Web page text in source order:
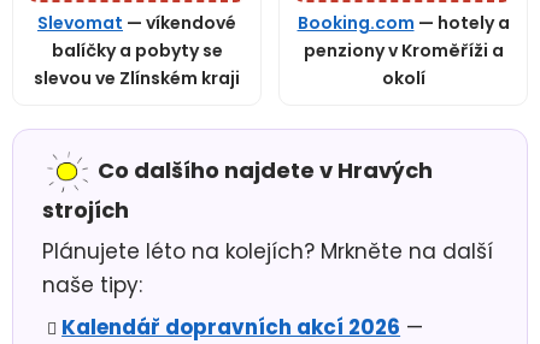
Slevomat — víkendové
balíčky a pobyty se
slevou ve Zlínském kraji
Booking.com — hotely a
penziony v Kroměříži a
okolí
Co dalšího najdete v Hravých
strojích
Plánujete léto na kolejích? Mrkněte na další
naše tipy:
Kalendář dopravních akcí 2026 —